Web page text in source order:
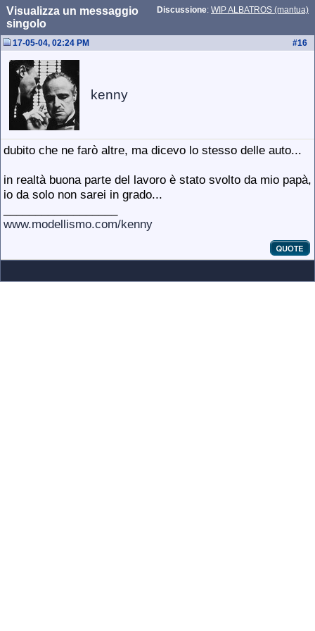
Discussione: WIP ALBATROS (mantua)
Visualizza un messaggio
singolo
#16
17-05-04, 02:24 PM
kenny
dubito che ne farò altre, ma dicevo lo stesso delle auto...
in realtà buona parte del lavoro è stato svolto da mio papà,
io da solo non sarei in grado...
www.modellismo.com/kenny